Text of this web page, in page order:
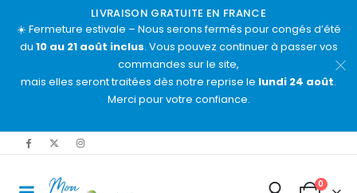
LIVRAISON GRATUITE EN FRANCE
☀️ Fermeture estivale – Nous serons fermés pour congés d’été
du 10 au 21 août inclus. Vous pouvez continuer à passer vos
commandes sur le site,
mais elles seront traitées dès notre reprise le lundi 24 août.
Merci pour votre confiance.
0